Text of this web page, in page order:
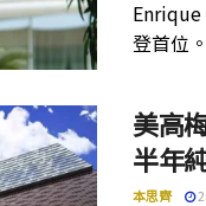
Enrique
登首位。
美高
半年
本思齊